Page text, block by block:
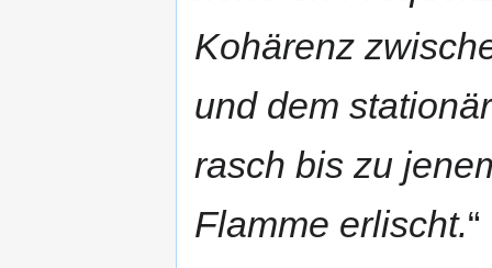
Kohärenz
und dem
rasch bis zu
Flamme erlischt.“